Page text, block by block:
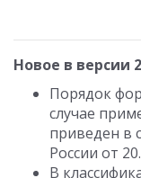
Новое в версии
Порядок
случае
приведен в
России от
В